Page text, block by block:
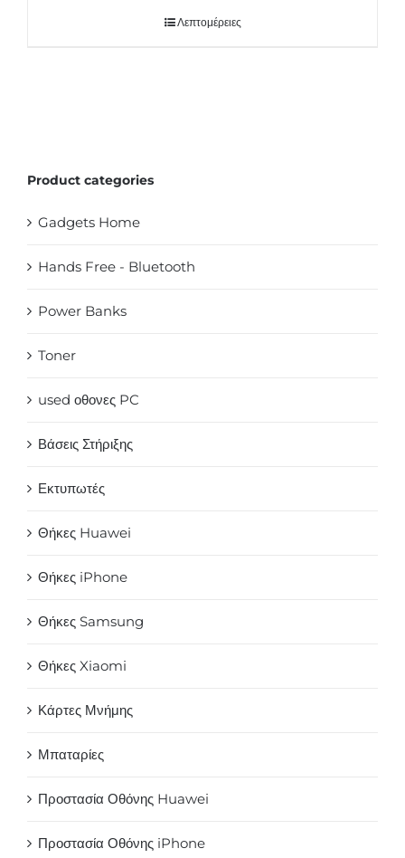
Λεπτομέρειες
Product categories
Gadgets Home
Hands Free - Bluetooth
Power Banks
Toner
used οθονες PC
Βάσεις Στήριξης
Εκτυπωτές
Θήκες Huawei
Θήκες iPhone
Θήκες Samsung
Θήκες Xiaomi
Κάρτες Μνήμης
Μπαταρίες
Προστασία Οθόνης Huawei
Προστασία Οθόνης iPhone